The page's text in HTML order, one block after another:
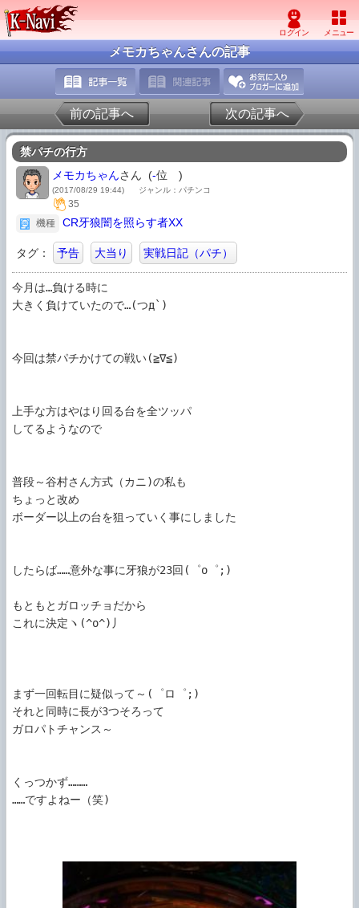
メモカちゃんさんの記事
前の記事へ 次の記事へ
禁パチの行方
メモカちゃんさん (-位 )
(2017/08/29 19:44) ジャンル：パチンコ
35
機種
CR牙狼闇を照らす者XX
タグ： 予告 大当り 実戦日記（パチ）
今月は…負ける時に
大きく負けていたので…(つд`)
今回は禁パチかけての戦い(≧∇≦)
上手な方はやはり回る台を全ツッパ
してるようなので
普段～谷村さん方式（カニ)の私も
ちょっと改め
ボーダー以上の台を狙っていく事にしました
したらば……意外な事に牙狼が23回(゜o゜;)
もともとガロッチョだから
これに決定ヽ(^o^)丿
まず一回転目に疑似って～(゜ロ゜;)
それと同時に長が3つそろって
ガロパトチャンス～
くっつかず………
……ですよねー（笑)